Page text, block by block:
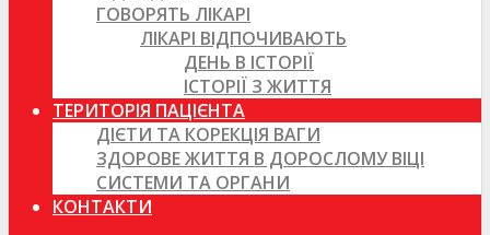
ГОВОРЯТЬ ЛІКАРІ
ЛІКАРІ ВІДПОЧИВАЮТЬ
ДЕНЬ В ІСТОРІЇ
ІСТОРІЇ З ЖИТТЯ
ТЕРИТОРІЯ ПАЦІЄНТА
ДІЄТИ ТА КОРЕКЦІЯ ВАГИ
ЗДОРОВЕ ЖИТТЯ В ДОРОСЛОМУ ВІЦІ
СИСТЕМИ ТА ОРГАНИ
КОНТАКТИ